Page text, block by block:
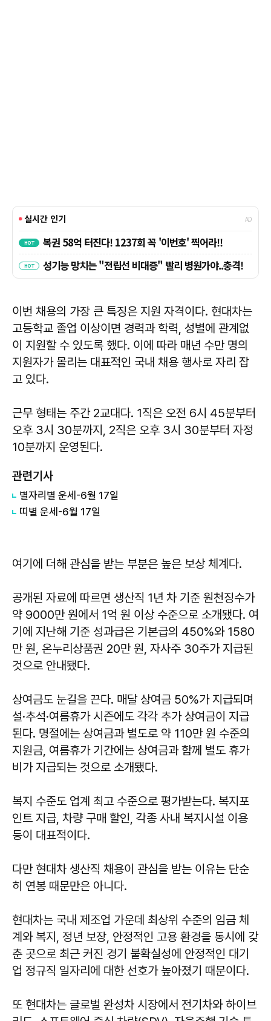
이번 채용의 가장 큰 특징은 지원 자격이다. 현대차는
고등학교 졸업 이상이면 경력과 학력, 성별에 관계없
이 지원할 수 있도록 했다. 이에 따라 매년 수만 명의
지원자가 몰리는 대표적인 국내 채용 행사로 자리 잡
고 있다.
근무 형태는 주간 2교대다. 1직은 오전 6시 45분부터
오후 3시 30분까지, 2직은 오후 3시 30분부터 자정
10분까지 운영된다.
관련기사
별자리별 운세-6월 17일
띠별 운세-6월 17일
여기에 더해 관심을 받는 부분은 높은 보상 체계다.
공개된 자료에 따르면 생산직 1년 차 기준 원천징수가
약 9000만 원에서 1억 원 이상 수준으로 소개됐다. 여
기에 지난해 기준 성과급은 기본급의 450%와 1580
만 원, 온누리상품권 20만 원, 자사주 30주가 지급된
것으로 안내됐다.
상여금도 눈길을 끈다. 매달 상여금 50%가 지급되며
설·추석·여름휴가 시즌에도 각각 추가 상여금이 지급
된다. 명절에는 상여금과 별도로 약 110만 원 수준의
지원금, 여름휴가 기간에는 상여금과 함께 별도 휴가
비가 지급되는 것으로 소개됐다.
복지 수준도 업계 최고 수준으로 평가받는다. 복지포
인트 지급, 차량 구매 할인, 각종 사내 복지시설 이용
등이 대표적이다.
다만 현대차 생산직 채용이 관심을 받는 이유는 단순
히 연봉 때문만은 아니다.
현대차는 국내 제조업 가운데 최상위 수준의 임금 체
계와 복지, 정년 보장, 안정적인 고용 환경을 동시에 갖
춘 곳으로 최근 커진 경기 불확실성에 안정적인 대기
업 정규직 일자리에 대한 선호가 높아졌기 때문이다.
또 현대차는 글로벌 완성차 시장에서 전기차와 하이브